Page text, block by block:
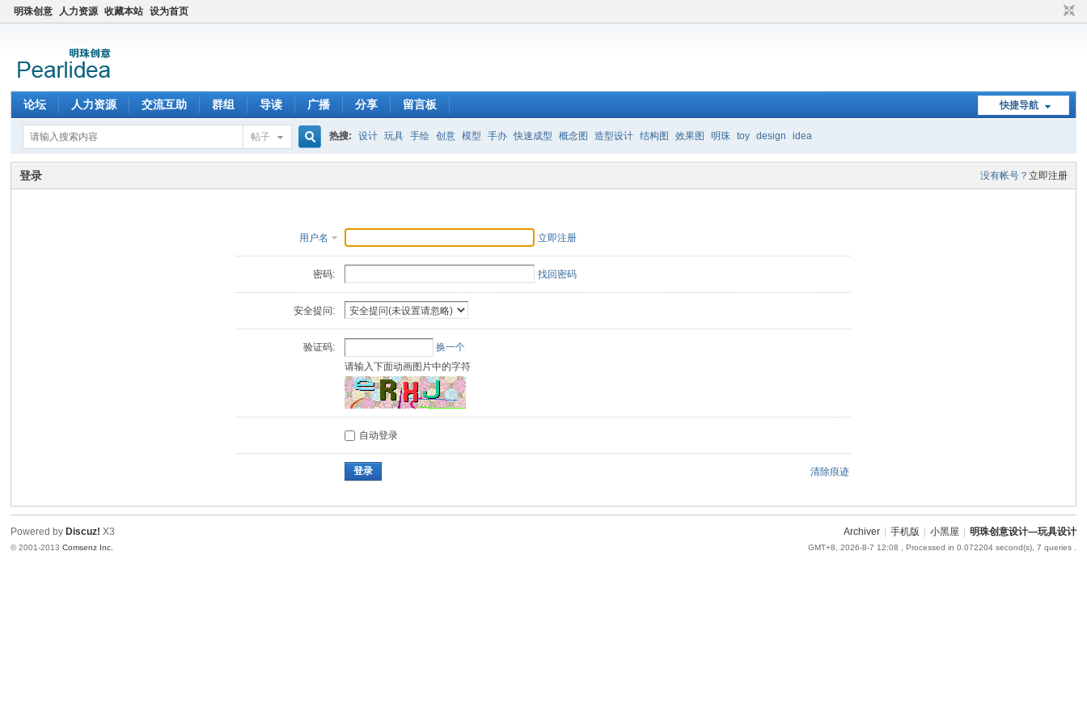
明珠创意 人力资源 收藏本站 设为首页
快捷导航
论坛 人力资源 交流互助 群组 导读 广播 分享 留言板
帖子
搜
热搜: 设计 玩具 手绘 创意 模型 手办 快速成型 概念图 造型设计 结构图 效果图 明珠 toy design idea
没有帐号？ 立即注册
登录
用户名 立即注册
密码: 找回密码
安全提问:
验证码:
换一个
请输入下面动画图片中的字符
自动登录
登录 清除痕迹
Archiver 手机版 小黑屋 明珠创意设计—玩具设计
GMT+8, 2026-8-7 12:08 , Processed in 0.072204 second(s), 7 queries .
Powered by Discuz! X3
© 2001-2013Comsenz Inc.